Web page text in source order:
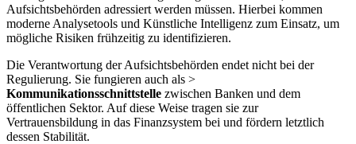
⁣Aufsichtsbehörden adressiert ⁤werden müssen. Hierbei kommen
moderne Analysetools und Künstliche Intelligenz⁢ zum Einsatz, um
mögliche Risiken frühzeitig⁤ zu identifizieren.
Die Verantwortung der Aufsichtsbehörden endet nicht bei der
‌Regulierung. Sie fungieren⁣ auch als >
Kommunikationsschnittstelle zwischen Banken und dem
öffentlichen Sektor. Auf diese ​Weise tragen sie​ zur
Vertrauensbildung in das ⁣Finanzsystem bei und fördern ‌letztlich
dessen Stabilität.